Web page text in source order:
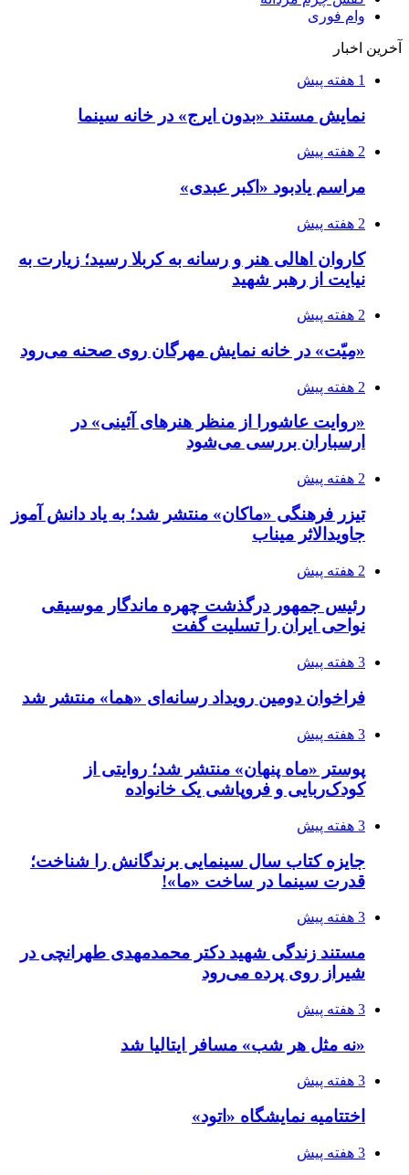
وام فوری
آخرین اخبار
1 هفته پیش
نمایش مستند «بدون ایرج» در خانه سینما
2 هفته پیش
مراسم یادبود «اکبر عبدی»
2 هفته پیش
کاروان اهالی هنر و رسانه به کربلا رسید؛ زیارت به
نیایت از رهبر شهید
2 هفته پیش
«مِیّت» در خانه نمایش مهرگان روی صحنه می‌رود
2 هفته پیش
«روایت عاشورا از منظر هنرهای آئینی» در
ارسباران بررسی می‌شود
2 هفته پیش
تیزر فرهنگی «ماکان» منتشر شد؛ به یاد دانش آموز
جاویدالاثر میناب
2 هفته پیش
رئیس جمهور درگذشت چهره ماندگار موسیقی
نواحی ایران را تسلیت گفت
3 هفته پیش
فراخوان دومین رویداد رسانه‌ای «هما» منتشر شد
3 هفته پیش
پوستر «ماه پنهان» منتشر شد؛ روایتی از
کودک‌ربایی و فروپاشی یک خانواده
3 هفته پیش
جایزه کتاب سال سینمایی برندگانش را شناخت؛
قدرت سینما در ساخت «ما»!
3 هفته پیش
مستند زندگی شهید دکتر محمدمهدی طهرانچی در
شیراز روی پرده می‌رود
3 هفته پیش
«نه مثل هر شب» مسافر ایتالیا شد
3 هفته پیش
اختتامیه نمایشگاه «اتود»
3 هفته پیش